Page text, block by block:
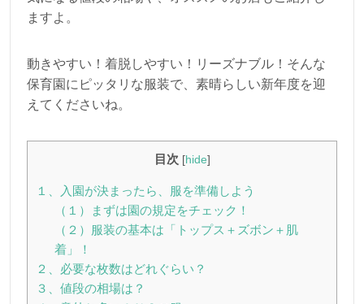
ますよ。
動きやすい！着脱しやすい！リーズナブル！そんな
保育園にピッタリな服装で、素晴らしい新年度を迎
えてくださいね。
目次 [hide]
１、入園が決まったら、服を準備しよう
（１）まずは園の規定をチェック！
（２）服装の基本は「トップス＋ズボン＋肌
着」！
２、必要な枚数はどれぐらい？
３、値段の相場は？